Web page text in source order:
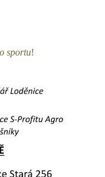
sportu!